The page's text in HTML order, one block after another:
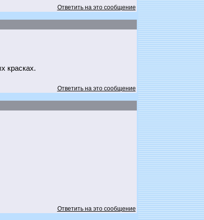
Ответить на это сообщение
красках.
Ответить на это сообщение
Ответить на это сообщение